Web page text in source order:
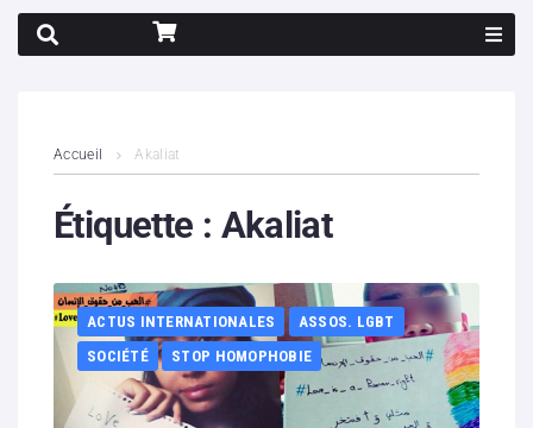
Contenus litigieux
Boutique
Partenaires
Accueil Akaliat
Étiquette : Akaliat
ACTUS INTERNATIONALES
ASSOS. LGBT
SOCIÉTÉ
STOP HOMOPHOBIE